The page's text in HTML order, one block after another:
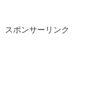
スポンサーリンク